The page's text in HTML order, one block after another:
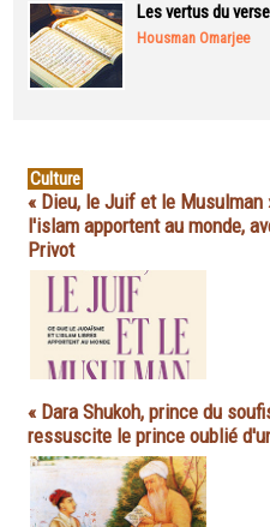
Les vertus du
Housman Omarjee
Culture
« Dieu, le Juif et le Musulman
l'islam apportent au monde,
Privot
« Dara Shukoh, prince du
ressuscite le prince oublié